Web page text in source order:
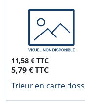
11,58 € TTC
5,79 € TTC
Trieur en carte